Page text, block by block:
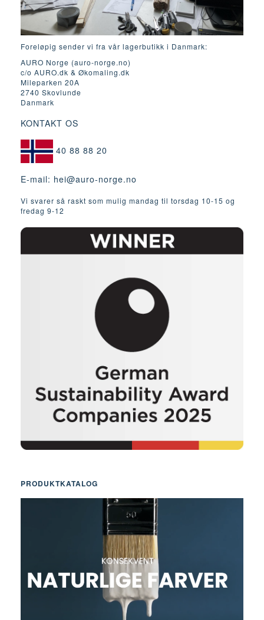
Foreløpig sender vi fra vår lagerbutikk i Danmark:
AURO Norge (auro-norge.no)
c/o AURO.dk & Økomaling.dk
Mileparken 20A
2740 Skovlunde
Danmark
KONTAKT OS
40 88 88 20
E-mail: hei@auro-norge.no
Vi svarer så raskt som mulig mandag til torsdag 10-15 og
fredag ​​9-12
PRODUKTKATALOG